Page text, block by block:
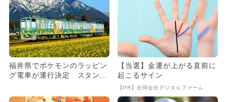
福井県でポケモンのラッピン
グ電車が運行決定 スタンプ
【当選】金運が上がる直前に
起こるサイン
【PR】合同会社デジタルファーム